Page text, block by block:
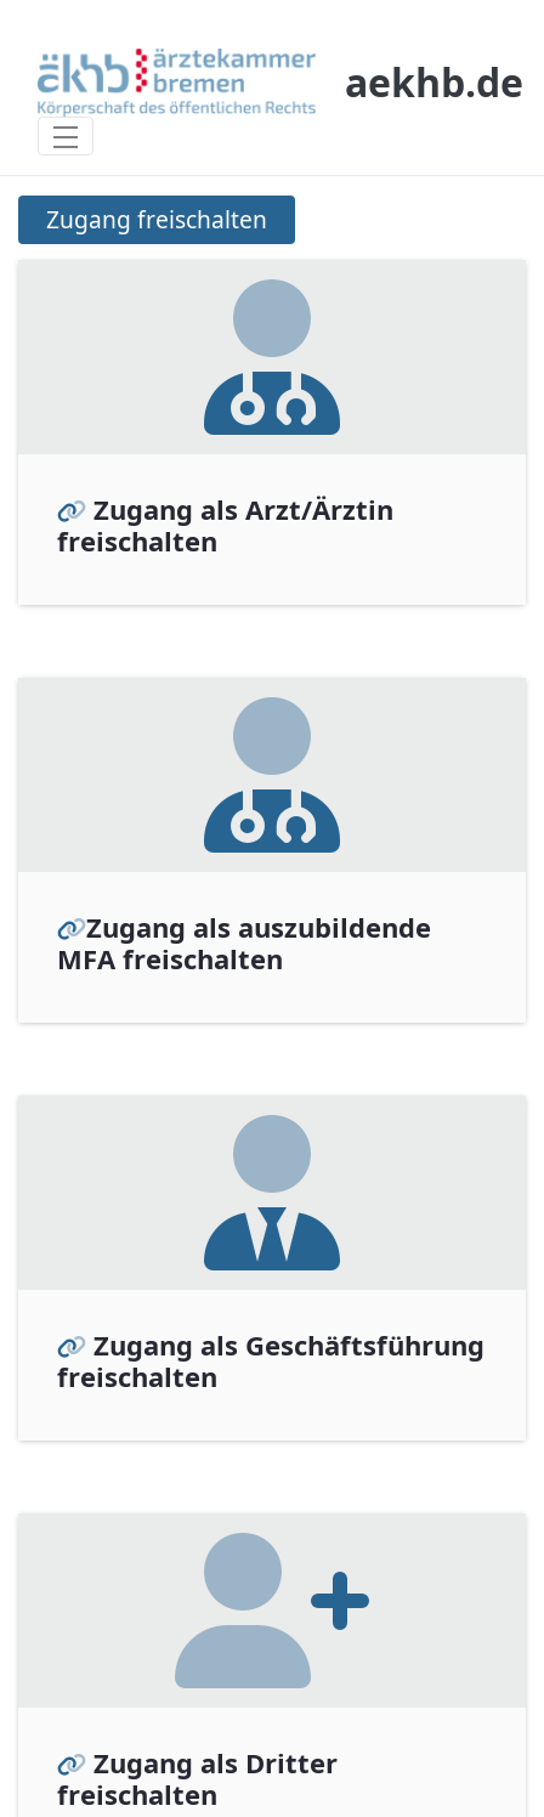
aekhb.de
Zugang freischalten
Zugang freischalten
Zugang als Arzt/Ärztin
freischalten
Zugang als auszubildende
MFA freischalten
Zugang als Geschäftsführung
freischalten
Zugang als Dritter
freischalten